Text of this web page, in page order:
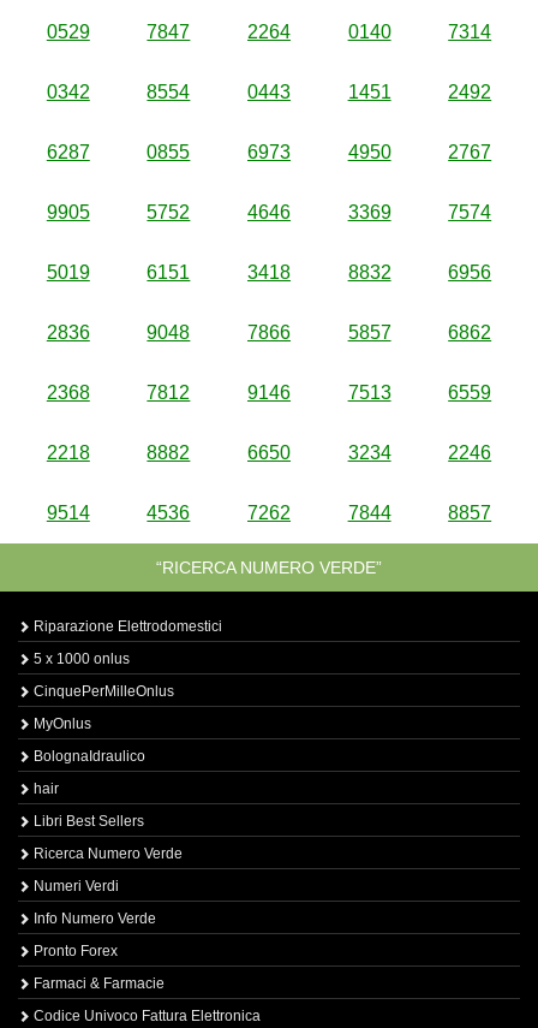
0529 7847 2264 0140 7314
0342 8554 0443 1451 2492
6287 0855 6973 4950 2767
9905 5752 4646 3369 7574
5019 6151 3418 8832 6956
2836 9048 7866 5857 6862
2368 7812 9146 7513 6559
2218 8882 6650 3234 2246
9514 4536 7262 7844 8857
“RICERCA NUMERO VERDE”
Riparazione Elettrodomestici
5 x 1000 onlus
CinquePerMilleOnlus
MyOnlus
BolognaIdraulico
hair
Libri Best Sellers
Ricerca Numero Verde
Numeri Verdi
Info Numero Verde
Pronto Forex
Farmaci & Farmacie
Codice Univoco Fattura Elettronica